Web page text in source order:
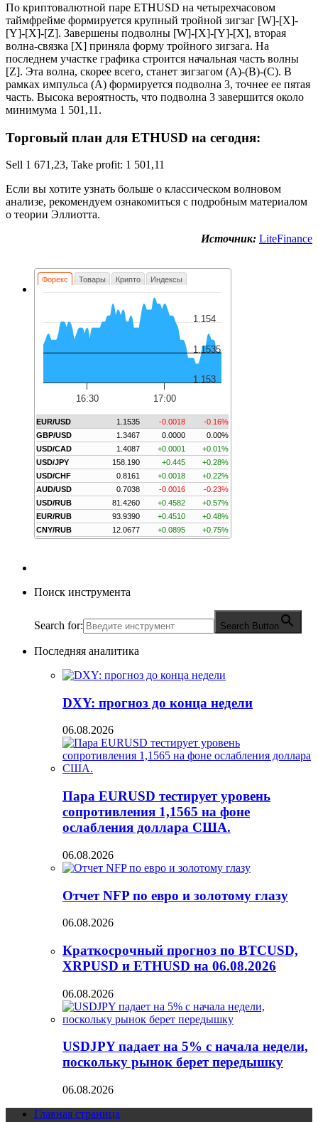
По криптовалютной паре ETHUSD на четырехчасовом
таймфрейме формируется крупный тройной зигзаг [W]-[X]-
[Y]-[X]-[Z]. Завершены подволны [W]-[X]-[Y]-[X], вторая
волна-связка [X] приняла форму тройного зигзага. На
последнем участке графика строится начальная часть волны
[Z]. Эта волна, скорее всего, станет зигзагом (A)-(B)-(C). В
рамках импульса (A) формируется подволна 3, точнее ее пятая
часть. Высока вероятность, что подволна 3 завершится около
минимума 1 501,11.
Торговый план для ETHUSD на сегодня:
Sell 1 671,23, Take profit: 1 501,11
Если вы хотите узнать больше о классическом волновом
анализе, рекомендуем ознакомиться с подробным материалом
о теории Эллиотта.
Источник: LiteFinance
Форекс Товары Крипто Индексы
16:30 17:00
1.153
1.1535
1.154
EUR/USD 1.1535 -0.0018
-0.16%
GBP/USD
1.3467 0.0000
0.00%
USD/CAD
1.4087 +0.0001
+0.01%
USD/JPY
158.190 +0.445
+0.28%
USD/CHF
0.8161 +0.0018
+0.22%
AUD/USD
0.7038 -0.0016
-0.23%
USD/RUB
81.4260 +0.4582
+0.57%
EUR/RUB
93.9390 +0.4510
+0.48%
CNY/RUB
12.0677 +0.0895 +0.75%
Поиск инструмента
Search for: Search Button
Последняя аналитика
DXY: прогноз до конца недели
06.08.2026
Пара EURUSD тестирует уровень
сопротивления 1,1565 на фоне
ослабления доллара США.
06.08.2026
Отчет NFP по евро и золотому глазу
06.08.2026
Краткосрочный прогноз по BTCUSD,
XRPUSD и ETHUSD на 06.08.2026
06.08.2026
USDJPY падает на 5% с начала недели,
поскольку рынок берет передышку
06.08.2026
Главная страница